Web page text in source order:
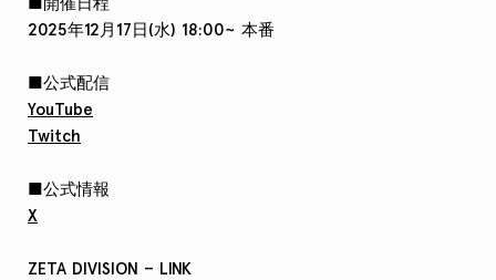
2025年12月17日(水) 18:00~ 本番
■公式配信
YouTube
Twitch
■公式情報
X
ZETA DIVISION – LINK